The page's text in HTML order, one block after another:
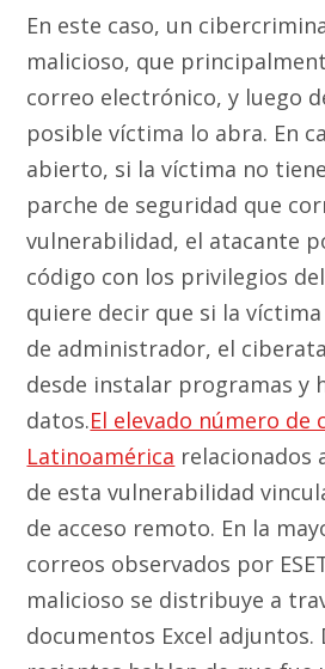
En este caso, un
malicioso, que
correo electrónico, y luego
posible víctima lo abra. En
abierto, si la víctima no
parche de seguridad que
vulnerabilidad, el atacante
código con los privilegios
quiere decir que si la
de administrador, el
desde instalar programas y
datos.El elevado número de
Latinoamérica relacionados
de esta vulnerabilidad
de acceso remoto. En la
correos observados por
malicioso se distribuye a
documentos Excel adjuntos.